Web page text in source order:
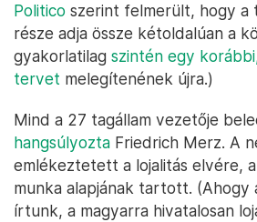
Politico szerint felmerült, hogy a
része adja össze kétoldalúan a
gyakorlatilag szintén egy
tervet melegítenének újra.)
Mind a 27 tagállam vezetője
hangsúlyozta Friedrich Merz. A
emlékeztetett a lojalitás elvére,
munka alapjának tartott. (Ahogy
írtunk, a magyarra hivatalosan